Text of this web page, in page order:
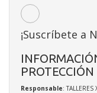
¡Suscríbete a
Responsable: TALLERES